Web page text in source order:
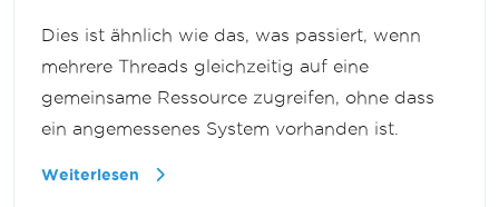
Dies ist ähnlich wie das, was passiert, wenn
mehrere Threads gleichzeitig auf eine
gemeinsame Ressource zugreifen, ohne dass
ein angemessenes System vorhanden ist.
Weiterlesen